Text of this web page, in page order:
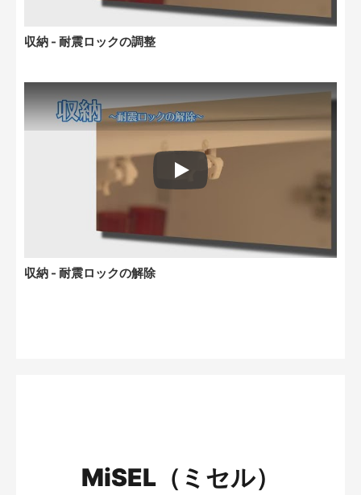
収納 - 耐震ロックの調整
Play: Keynote (Google I/O '18)
収納 - 耐震ロックの解除
MiSEL（ミセル）